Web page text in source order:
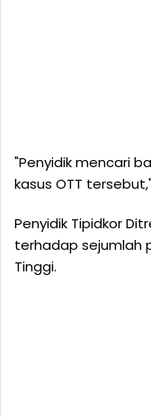
"Penyidik mencari
kasus OTT
Penyidik Tipidkor
terhadap sejumlah
Tinggi.